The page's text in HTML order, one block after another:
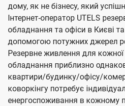
дому, як не бізнесу, який
Інтернет-оператор UTELS
обладнання та офіси в Києві та
допомогою потужних джерел
Резервне живлення для
обладнання приблизно
квартири/будинку/офісу/
коворкінгу потребує
енергоспоживання в кожному